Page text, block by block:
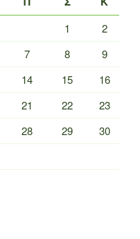
1
2
7 8
9
14 15
16
21 22
23
28 29
30